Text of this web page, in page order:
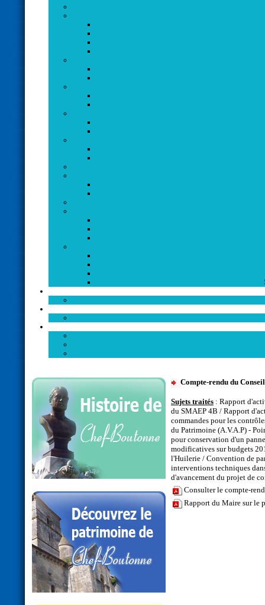
Compte-rendu du
Sujets traités : Rapport
du SMAEP 4B / Rapport
commandes pour les
du Patrimoine (A.V.A.P) -
pour conservation d'un
modificatives sur budgets
l'Huilerie / Convention de
interventions techniques
d'avancement du projet de
Consulter le compte-
Rapport du Maire sur le